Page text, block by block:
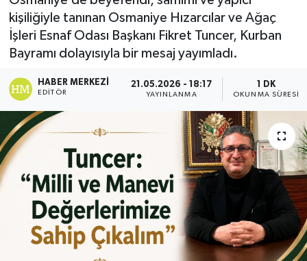
kişiliğiyle tanınan Osmaniye Hızarcılar ve Ağaç
İşleri Esnaf Odası Başkanı Fikret Tuncer, Kurban
Bayramı dolayısıyla bir mesaj yayımladı.
HABER MERKEZI
EDITÖR
21.05.2026 - 18:17
YAYINLANMA
1 DK
OKUNMA SÜRESI